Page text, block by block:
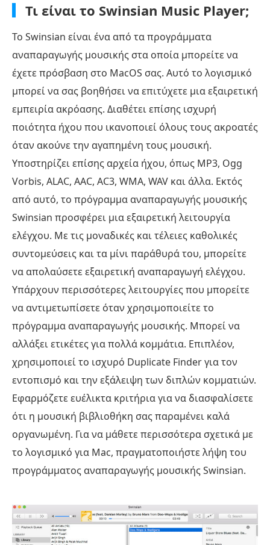
Τι είναι το Swinsian Music Player;
Το Swinsian είναι ένα από τα προγράμματα
αναπαραγωγής μουσικής στα οποία μπορείτε να
έχετε πρόσβαση στο MacOS σας. Αυτό το λογισμικό
μπορεί να σας βοηθήσει να επιτύχετε μια εξαιρετική
εμπειρία ακρόασης. Διαθέτει επίσης ισχυρή
ποιότητα ήχου που ικανοποιεί όλους τους ακροατές
όταν ακούνε την αγαπημένη τους μουσική.
Υποστηρίζει επίσης αρχεία ήχου, όπως MP3, Ogg
Vorbis, ALAC, AAC, AC3, WMA, WAV και άλλα. Εκτός
από αυτό, το πρόγραμμα αναπαραγωγής μουσικής
Swinsian προσφέρει μια εξαιρετική λειτουργία
ελέγχου. Με τις μοναδικές και τέλειες καθολικές
συντομεύσεις και τα μίνι παράθυρά του, μπορείτε
να απολαύσετε εξαιρετική αναπαραγωγή ελέγχου.
Υπάρχουν περισσότερες λειτουργίες που μπορείτε
να αντιμετωπίσετε όταν χρησιμοποιείτε το
πρόγραμμα αναπαραγωγής μουσικής. Μπορεί να
αλλάξει ετικέτες για πολλά κομμάτια. Επιπλέον,
χρησιμοποιεί το ισχυρό Duplicate Finder για τον
εντοπισμό και την εξάλειψη των διπλών κομματιών.
Εφαρμόζετε ευέλικτα κριτήρια για να διασφαλίσετε
ότι η μουσική βιβλιοθήκη σας παραμένει καλά
οργανωμένη. Για να μάθετε περισσότερα σχετικά με
το λογισμικό για Mac, πραγματοποιήστε λήψη του
προγράμματος αναπαραγωγής μουσικής Swinsian.